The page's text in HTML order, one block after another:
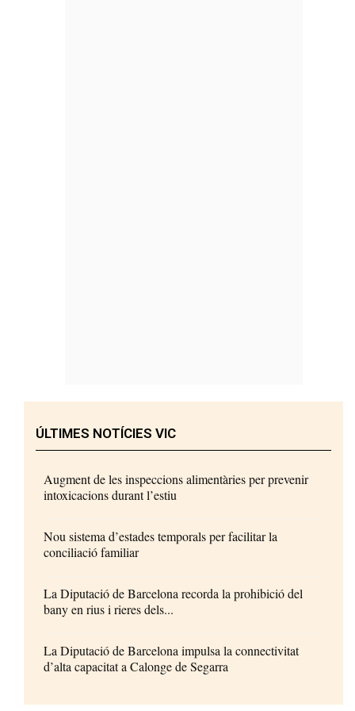
ÚLTIMES NOTÍCIES VIC
Augment de les inspeccions alimentàries per prevenir
intoxicacions durant l’estiu
Nou sistema d’estades temporals per facilitar la
conciliació familiar
La Diputació de Barcelona recorda la prohibició del
bany en rius i rieres dels...
La Diputació de Barcelona impulsa la connectivitat
d’alta capacitat a Calonge de Segarra